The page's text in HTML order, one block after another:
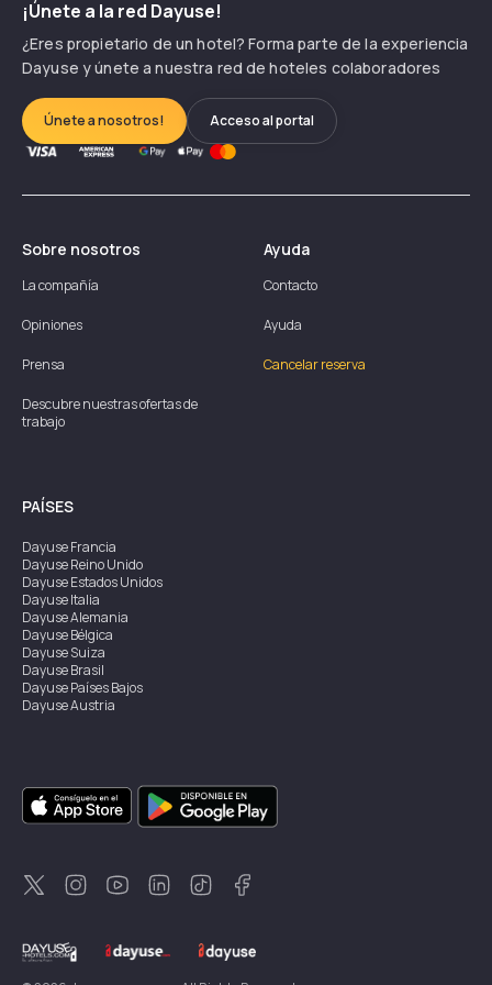
¡Únete a la red Dayuse!
¿Eres propietario de un hotel? Forma parte de la experiencia
Dayuse y únete a nuestra red de hoteles colaboradores
Únete a nosotros! Acceso al portal
Sobre nosotros
La compañía
Opiniones
Prensa
Descubre nuestras ofertas de
trabajo
Ayuda
Contacto
Ayuda
Cancelar reserva
PAÍSES
DayuseFrancia
DayuseReino Unido
DayuseEstados Unidos
DayuseItalia
DayuseAlemania
DayuseBélgica
DayuseSuiza
DayuseBrasil
DayusePaíses Bajos
DayuseAustria
DayuseSingapur
DayuseSuecia
DayuseTailandia
DayuseNueva Zelanda
DayuseTurquía